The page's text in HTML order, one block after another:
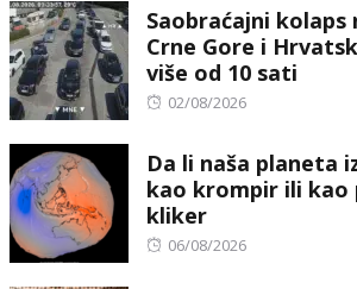
Saobraćajni kolaps
Crne Gore i
više od 10 sati
Posted
02/08/2026
Da li naša planeta
kao krompir ili kao
kliker
Posted
06/08/2026